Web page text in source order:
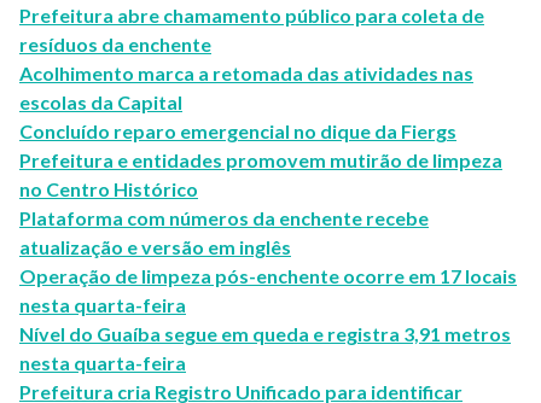
Prefeitura abre chamamento público para coleta de
resíduos da enchente
Acolhimento marca a retomada das atividades nas
escolas da Capital
Concluído reparo emergencial no dique da Fiergs
Prefeitura e entidades promovem mutirão de limpeza
no Centro Histórico
Plataforma com números da enchente recebe
atualização e versão em inglês
Operação de limpeza pós-enchente ocorre em 17 locais
nesta quarta-feira
Nível do Guaíba segue em queda e registra 3,91 metros
nesta quarta-feira
Prefeitura cria Registro Unificado para identificar